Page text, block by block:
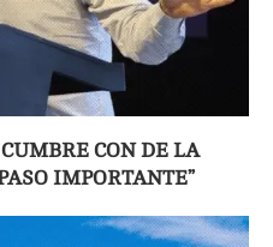
CON DE LA
IMPORTANTE”